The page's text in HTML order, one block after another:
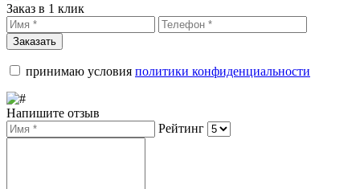
Заказ в 1 клик
Заказать
принимаю условия политики конфиденциальности
Напишите отзыв
Рейтинг